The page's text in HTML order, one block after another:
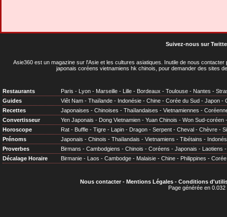
Suivez-nous sur
Asie360 est un magazine sur l'Asie et les cultures asiatiques . Inutile de nous
japonais coréens vietnamiens hk chinois, pour demander des sites
Restaurants Paris - Lyon - Marseille - Lille - Bordeaux - Toulouse - Nantes -
Guides
Viêt Nam - Thaïlande - Indonésie - Chine - Corée du Sud - Japon -
Recettes
Japonaises - Chinoises - Thaïlandaises - Vietnamiennes -
Convertisseur
Yen Japonais - Dong Vietnamien - Yuan Chinois - Won Sud-coréen
Horoscope
Rat - Buffle - Tigre - Lapin - Dragon - Serpent - Cheval - Chèvre -
Prénoms
Japonais - Chinois - Thaïlandais - Vietnamiens - Tibétains -
Proverbes
Birmans - Cambodgiens - Chinois - Coréens - Japonais - Laotiens
Décalage Horaire
Birmanie - Laos - Cambodge - Malaisie - Chine - Philippines - Corée
Nous contacter- Mentions Légales- Conditions
Page générée en